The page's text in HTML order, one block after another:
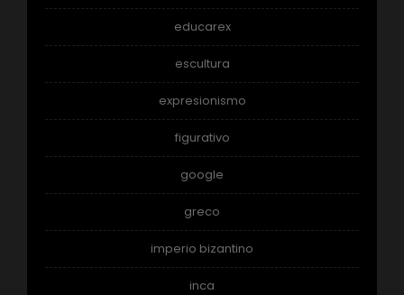
educarex
escultura
expresionismo
figurativo
google
greco
imperio bizantino
inca